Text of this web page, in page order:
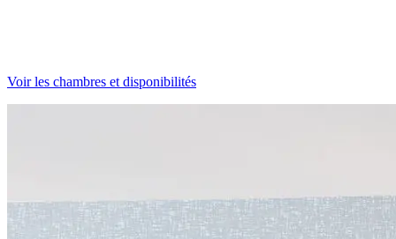
Voir les chambres et disponibilités